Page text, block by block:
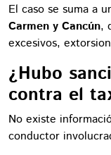
El caso se suma a
Carmen y Cancún,
excesivos,
¿Hubo
contra el
No existe
conductor